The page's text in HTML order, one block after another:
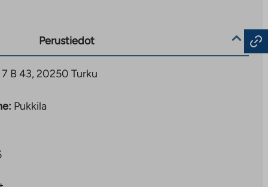
Perustiedot
B 43, 20250 Turku
Pukkila